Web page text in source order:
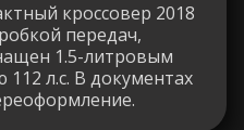
кроссовер 2018
передач,
1.5-литровым
л.с. В документах